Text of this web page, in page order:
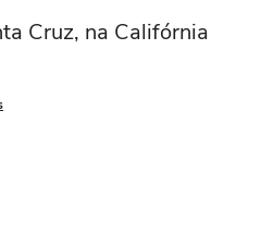
Cruz, na Califórnia